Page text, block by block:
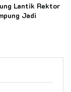
Lantik Rektor
Jadi